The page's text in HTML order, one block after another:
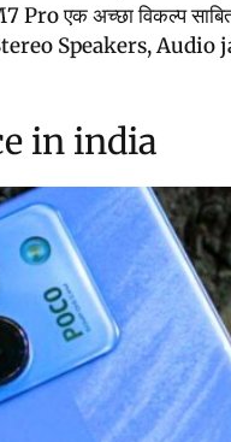
Pro एक अच्छा विकल्प
Stereo Speakers,
in india